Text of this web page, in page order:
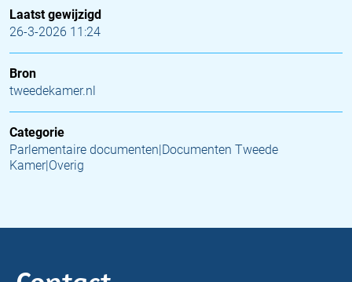
Laatst gewijzigd
26-3-2026 11:24
Bron
tweedekamer.nl
Categorie
Parlementaire documenten|Documenten Tweede
Kamer|Overig